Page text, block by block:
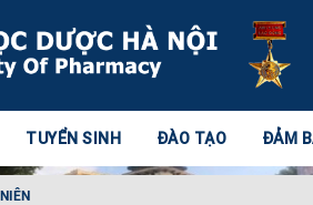
TUYỂN SINH ĐÀO TẠO ĐẢM